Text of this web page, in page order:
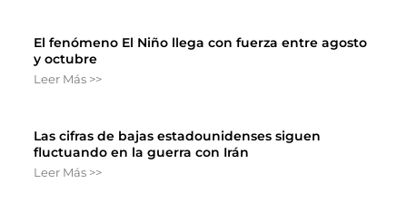
El fenómeno El Niño llega con fuerza entre agosto
y octubre
Leer Más >>
Las cifras de bajas estadounidenses siguen
fluctuando en la guerra con Irán
Leer Más >>